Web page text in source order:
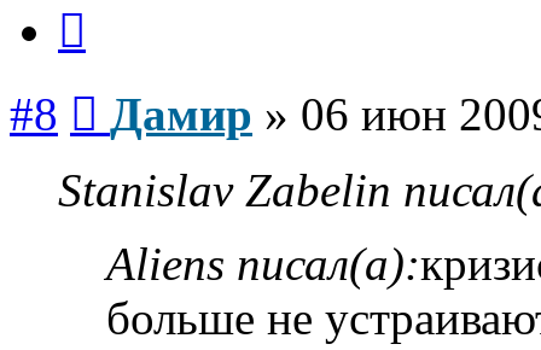
#8 Дамир » 06 июн
Stanislav Zabelin
Aliens писал(а):
больше не